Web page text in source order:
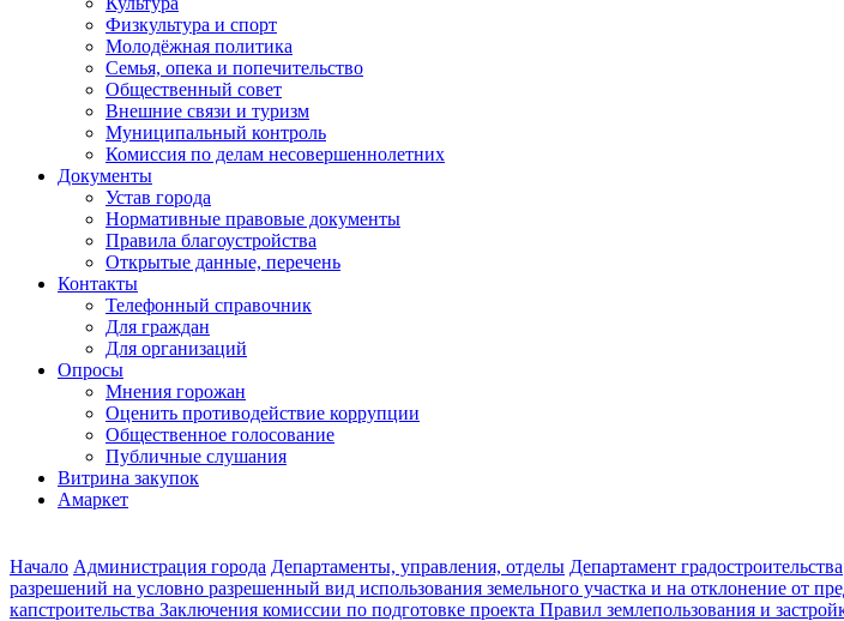
Физкультура и спорт
Молодёжная политика
Семья, опека и попечительство
Общественный совет
Внешние связи и туризм
Муниципальный контроль
Комиссия по делам несовершеннолетних
Документы
Устав города
Нормативные правовые документы
Правила благоустройства
Открытые данные, перечень
Контакты
Телефонный справочник
Для граждан
Для организаций
Опросы
Мнения горожан
Оценить противодействие коррупции
Общественное голосование
Публичные слушания
Витрина закупок
Амаркет
Начало Администрация города Департаменты, управления, отделы Департамент градостроительства
разрешений на условно разрешенный вид использования земельного участка и на отклонение от
капстроительства Заключения комиссии по подготовке проекта Правил землепользования и